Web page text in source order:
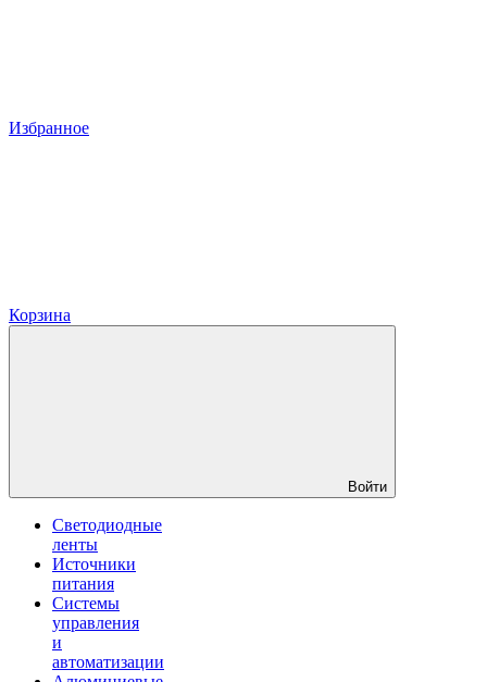
Избранное
Корзина
Войти
Светодиодные
ленты
Источники
питания
Системы
управления
и
автоматизации